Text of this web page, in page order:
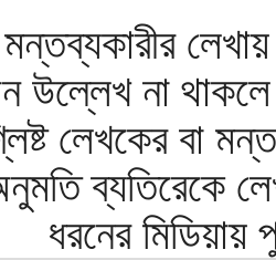
উল্লেখ না
লেখকের বা
ব্যতিরেকে
ধরনের মিডিয়ায়